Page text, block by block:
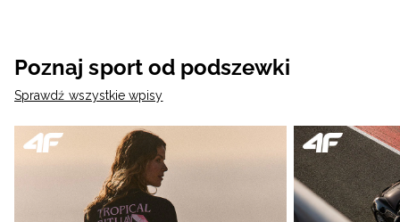
Poznaj sport od podszewki
Sprawdź wszystkie wpisy